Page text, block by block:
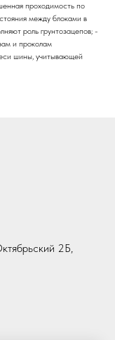
проходимость по
между блоками в
роль грунтозацепов; -
и проколам
шины, учитывающей
2Б,